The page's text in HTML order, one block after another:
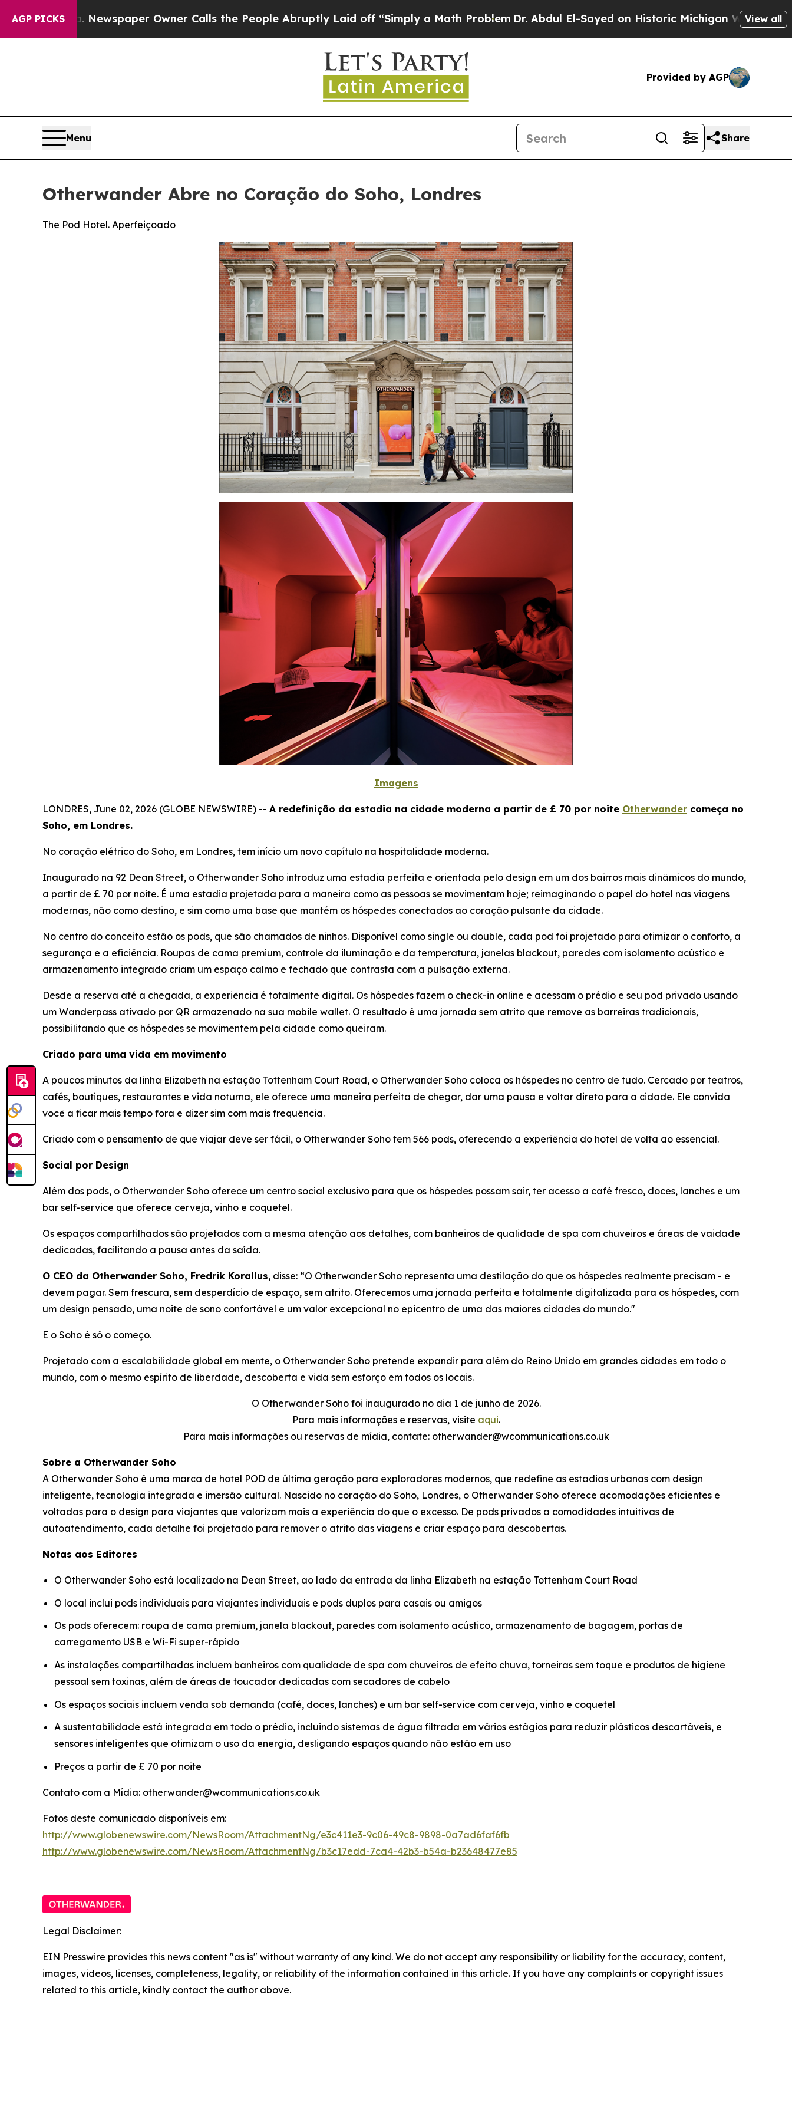
AGP PICKS Owner Calls the People Abruptly Laid off “Simply a Math ProblemDr. Abdul El-Sayed on Historic Michigan Win: “People Are Sick
View all
Provided by AGP
Menu Share
Otherwander Abre no Coração do Soho, Londres
The Pod Hotel. Aperfeiçoado
Imagens
LONDRES, June 02, 2026 (GLOBE NEWSWIRE) -- A redefinição da estadia na cidade moderna a partir de £ 70 por noite Otherwander começa no
Soho, em Londres.
No coração elétrico do Soho, em Londres, tem início um novo capítulo na hospitalidade moderna.
Inaugurado na 92 Dean Street, o Otherwander Soho introduz uma estadia perfeita e orientada pelo design em um dos bairros mais dinâmicos do mundo,
a partir de £ 70 por noite. É uma estadia projetada para a maneira como as pessoas se movimentam hoje; reimaginando o papel do hotel nas viagens
modernas, não como destino, e sim como uma base que mantém os hóspedes conectados ao coração pulsante da cidade.
No centro do conceito estão os pods, que são chamados de ninhos. Disponível como single ou double, cada pod foi projetado para otimizar o conforto, a
segurança e a eficiência. Roupas de cama premium, controle da iluminação e da temperatura, janelas blackout, paredes com isolamento acústico e
armazenamento integrado criam um espaço calmo e fechado que contrasta com a pulsação externa.
Desde a reserva até a chegada, a experiência é totalmente digital. Os hóspedes fazem o check-in online e acessam o prédio e seu pod privado usando
um Wanderpass ativado por QR armazenado na sua mobile wallet. O resultado é uma jornada sem atrito que remove as barreiras tradicionais,
possibilitando que os hóspedes se movimentem pela cidade como queiram.
Criado para uma vida em movimento
A poucos minutos da linha Elizabeth na estação Tottenham Court Road, o Otherwander Soho coloca os hóspedes no centro de tudo. Cercado por teatros,
cafés, boutiques, restaurantes e vida noturna, ele oferece uma maneira perfeita de chegar, dar uma pausa e voltar direto para a cidade. Ele convida
você a ficar mais tempo fora e dizer sim com mais frequência.
Criado com o pensamento de que viajar deve ser fácil, o Otherwander Soho tem 566 pods, oferecendo a experiência do hotel de volta ao essencial.
Social por Design
Além dos pods, o Otherwander Soho oferece um centro social exclusivo para que os hóspedes possam sair, ter acesso a café fresco, doces, lanches e um
bar self-service que oferece cerveja, vinho e coquetel.
Os espaços compartilhados são projetados com a mesma atenção aos detalhes, com banheiros de qualidade de spa com chuveiros e áreas de vaidade
dedicadas, facilitando a pausa antes da saída.
O CEO da Otherwander Soho, Fredrik Korallus, disse: “O Otherwander Soho representa uma destilação do que os hóspedes realmente precisam - e
devem pagar. Sem frescura, sem desperdício de espaço, sem atrito. Oferecemos uma jornada perfeita e totalmente digitalizada para os hóspedes, com
um design pensado, uma noite de sono confortável e um valor excepcional no epicentro de uma das maiores cidades do mundo."
E o Soho é só o começo.
Projetado com a escalabilidade global em mente, o Otherwander Soho pretende expandir para além do Reino Unido em grandes cidades em todo o
mundo, com o mesmo espírito de liberdade, descoberta e vida sem esforço em todos os locais.
O Otherwander Soho foi inaugurado no dia 1 de junho de 2026.
Para mais informações e reservas, visite aqui.
Para mais informações ou reservas de mídia, contate: otherwander@wcommunications.co.uk
Sobre a Otherwander Soho
A Otherwander Soho é uma marca de hotel POD de última geração para exploradores modernos, que redefine as estadias urbanas com design
inteligente, tecnologia integrada e imersão cultural. Nascido no coração do Soho, Londres, o Otherwander Soho oferece acomodações eficientes e
voltadas para o design para viajantes que valorizam mais a experiência do que o excesso. De pods privados a comodidades intuitivas de
autoatendimento, cada detalhe foi projetado para remover o atrito das viagens e criar espaço para descobertas.
Notas aos Editores
O Otherwander Soho está localizado na Dean Street, ao lado da entrada da linha Elizabeth na estação Tottenham Court Road
O local inclui pods individuais para viajantes individuais e pods duplos para casais ou amigos
Os pods oferecem: roupa de cama premium, janela blackout, paredes com isolamento acústico, armazenamento de bagagem, portas de
carregamento USB e Wi-Fi super-rápido
As instalações compartilhadas incluem banheiros com qualidade de spa com chuveiros de efeito chuva, torneiras sem toque e produtos de higiene
pessoal sem toxinas, além de áreas de toucador dedicadas com secadores de cabelo
Os espaços sociais incluem venda sob demanda (café, doces, lanches) e um bar self-service com cerveja, vinho e coquetel
A sustentabilidade está integrada em todo o prédio, incluindo sistemas de água filtrada em vários estágios para reduzir plásticos descartáveis, e
sensores inteligentes que otimizam o uso da energia, desligando espaços quando não estão em uso
Preços a partir de £ 70 por noite
Contato com a Mídia: otherwander@wcommunications.co.uk
Fotos deste comunicado disponíveis em:
http://www.globenewswire.com/NewsRoom/AttachmentNg/e3c411e3-9c06-49c8-9898-0a7ad6faf6fb
http://www.globenewswire.com/NewsRoom/AttachmentNg/b3c17edd-7ca4-42b3-b54a-b23648477e85
Legal Disclaimer:
EIN Presswire provides this news content "as is" without warranty of any kind. We do not accept any responsibility or liability for the accuracy, content,
images, videos, licenses, completeness, legality, or reliability of the information contained in this article. If you have any complaints or copyright issues
related to this article, kindly contact the author above.